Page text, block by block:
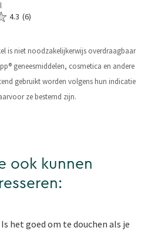
4.3 (6)
is niet noodzakelijkerwijs overdraagbaar
geneesmiddelen, cosmetica en andere
gebruikt worden volgens hun indicatie
ze bestemd zijn.
ook kunnen
Is het goed om te douchen als je